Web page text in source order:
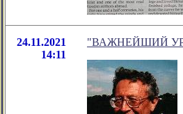
24.11.2021
14:11
"ВАЖНЕЙШИЙ УРОК